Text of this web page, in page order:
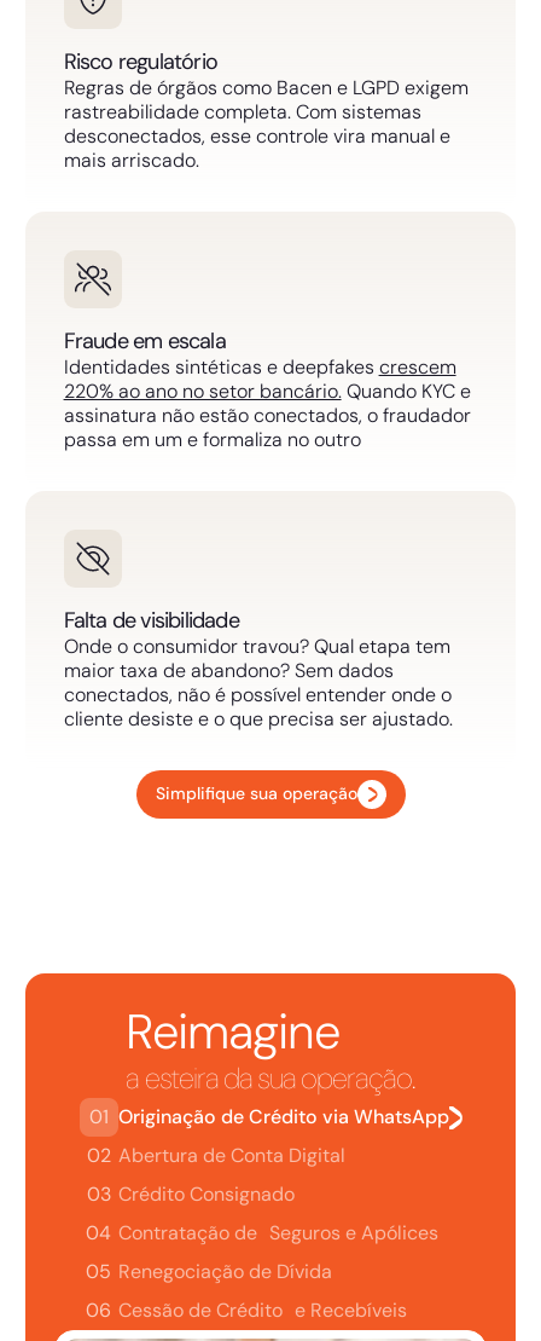
Risco regulatório
Regras de órgãos como Bacen e LGPD exigem
rastreabilidade completa. Com sistemas
desconectados, esse controle vira manual e
mais arriscado.
Fraude em escala
Identidades sintéticas e deepfakes crescem
220% ao ano no setor bancário.Quando KYC e
assinatura não estão conectados, o fraudador
passa em um e formaliza no outro
Falta de visibilidade
Onde o consumidor travou? Qual etapa tem
maior taxa de abandono? Sem dados
conectados, não é possível entender onde o
cliente desiste e o que precisa ser ajustado.
Simplifique sua operação
Reimagine
a esteira da sua operação.
01 Originação de Crédito via WhatsApp
02 Abertura de Conta Digital
03 Crédito Consignado
04 Contratação de Seguros e Apólices
05 Renegociação de Dívida
06 Cessão de Crédito e Recebíveis